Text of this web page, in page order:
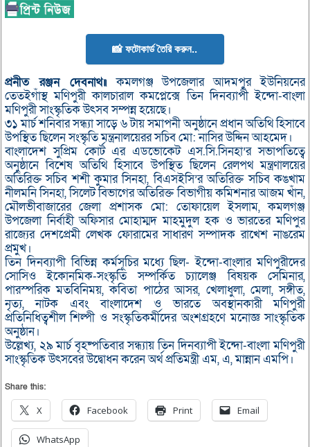
📸 ফটোকার্ড তৈরি করুন..
প্রনীত রঞ্জন দেবনাথ॥কমলগঞ্জ উপজেলার আদমপুর ইউনিয়নের
তেতইগাঁস্থ মণিপুরী কালচারাল কমপ্লেক্সে তিন দিনব্যাপী ইন্দো-বাংলা
মণিপুরী সাংস্কৃতিক উৎসব সম্পন্ন হয়েছে।
৩১ মার্চ শনিবার সন্ধ্যা সাড়ে ৬ টায় সমাপনী অনুষ্ঠানে প্রধান অতিথি হিসাবে
উপস্থিত ছিলেন সংস্কৃতি মন্ত্রনালয়েরর সচিব মো: নাসির উদ্দিন আহমেদ।
বাংলাদেশ সুপ্রিম কোর্ট এর এডভোকেট এস.সি.সিনহা’র সভাপতিত্বে
অনুষ্ঠানে বিশেষ অতিথি হিসাবে উপস্থিত ছিলেন রেলপথ মন্ত্রণালয়ের
অতিরিক্ত সচিব শশী কুমার সিনহা, বিএসইসি’র অতিরিক্ত সচিব কঙখাম
নীলমনি সিনহা, সিলেট বিভাগের অতিরিক্ত বিভাগীয় কমিশনার আজম খাঁন,
মৌলভীবাজারের জেলা প্রশাসক মো: তোফায়েল ইসলাম, কমলগঞ্জ
উপজেলা নির্বাহী অফিসার মোহাম্মদ মাহমুদুল হক ও ভারতের মণিপুর
রাজ্যের দেশপ্রেমী লেখক ফোরামের সাধারণ সম্পাদক রাখেশ নাঙরেম
প্রমুখ।
তিন দিনব্যাপী বিভিন্ন কর্মসূচির মধ্যে ছিল- ইন্দো-বাংলার মণিপুরীদের
সোসিও ইকোনমিক-সংস্কৃতি সম্পর্কিত চ্যালেঞ্জ বিষয়ক সেমিনার,
পারস্পরিক মতবিনিময়, কবিতা পাঠের আসর, খেলাধুলা, মেলা, সঙ্গীত,
নৃত্য, নাটক এবং বাংলাদেশ ও ভারতে অবস্থানকারী মণিপুরী
প্রতিনিধিত্বশীল শিল্পী ও সংস্কৃতিকর্মীদের অংশগ্রহণে মনোজ্ঞ সাংস্কৃতিক
অনুষ্ঠান।
উল্লেখ্য, ২৯ মার্চ বৃহষ্পতিবার সন্ধ্যায় তিন দিনব্যাপী ইন্দো-বাংলা মণিপুরী
সাংস্কৃতিক উৎসবের উদ্বোধন করেন অর্থ প্রতিমন্ত্রী এম, এ, মান্নান এমপি।
Share this:
X Facebook Print Email
WhatsApp